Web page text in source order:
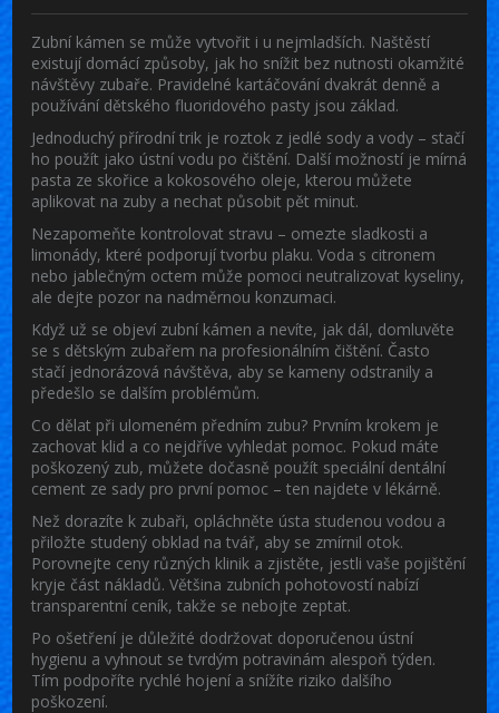
Zubní kámen se může vytvořit i u nejmladších. Naštěstí
existují domácí způsoby, jak ho snížit bez nutnosti okamžité
návštěvy zubaře. Pravidelné kartáčování dvakrát denně a
používání dětského fluoridového pasty jsou základ.
Jednoduchý přírodní trik je roztok z jedlé sody a vody – stačí
ho použít jako ústní vodu po čištění. Další možností je mírná
pasta ze skořice a kokosového oleje, kterou můžete
aplikovat na zuby a nechat působit pět minut.
Nezapomeňte kontrolovat stravu – omezte sladkosti a
limonády, které podporují tvorbu plaku. Voda s citronem
nebo jablečným octem může pomoci neutralizovat kyseliny,
ale dejte pozor na nadměrnou konzumaci.
Když už se objeví zubní kámen a nevíte, jak dál, domluvěte
se s dětským zubařem na profesionálním čištění. Často
stačí jednorázová návštěva, aby se kameny odstranily a
předešlo se dalším problémům.
Co dělat při ulomeném předním zubu? Prvním krokem je
zachovat klid a co nejdříve vyhledat pomoc. Pokud máte
poškozený zub, můžete dočasně použít speciální dentální
cement ze sady pro první pomoc – ten najdete v lékárně.
Než dorazíte k zubaři, opláchněte ústa studenou vodou a
přiložte studený obklad na tvář, aby se zmírnil otok.
Porovnejte ceny různých klinik a zjistěte, jestli vaše pojištění
kryje část nákladů. Většina zubních pohotovostí nabízí
transparentní ceník, takže se nebojte zeptat.
Po ošetření je důležité dodržovat doporučenou ústní
hygienu a vyhnout se tvrdým potravinám alespoň týden.
Tím podpoříte rychlé hojení a snížíte riziko dalšího
poškození.